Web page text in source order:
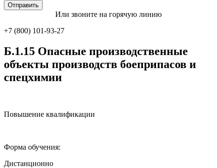
Или звоните на горячую линию
+7 (800) 101-93-27
Б.1.15 Опасные производственные
объекты производств боеприпасов и
спецхимии
Повышение квалификации
Форма обучения:
Дистанционно